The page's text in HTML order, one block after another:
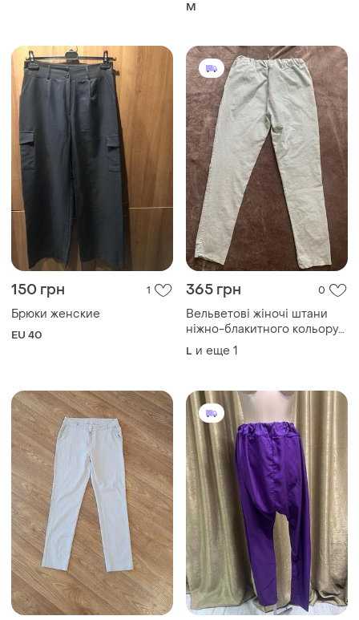
M
150 грн 1
Брюки женские
EU 40
365 грн 0
Вельветові жіночі штани
ніжно-блакитного кольору
італія розмір 12-14/l-xl
L и еще 1